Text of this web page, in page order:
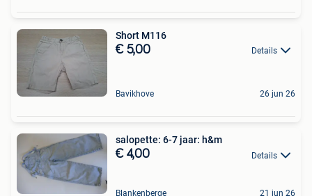
Short M116
€ 5,00 Details
Bavikhove 26 jun 26
salopette: 6-7 jaar: h&m
€ 4,00 Details
Blankenberge 21 jun 26